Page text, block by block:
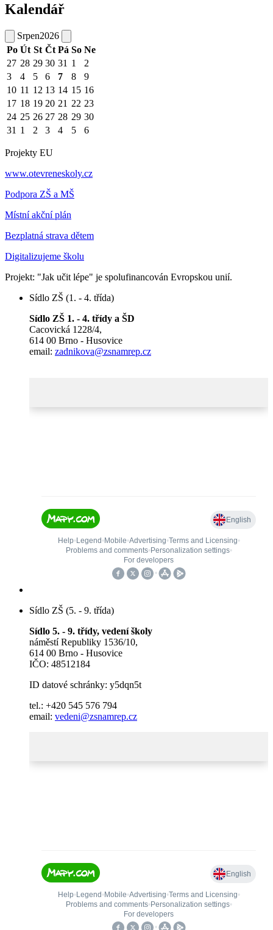
Kalendář
Srpen2026
Po Út St Čt Pá So Ne
27 28 29 30 31 1
2
3
4 5 6 7 8
9
10 11 12 13 14 15 16
17 18 19 20 21 22 23
24 25 26 27 28 29 30
31 1 2 3 4 5 6
Projekty EU
www.otevreneskoly.cz
Podpora ZŠ a MŠ
Místní akční plán
Bezplatná strava dětem
Digitalizujeme školu
Projekt: "Jak učit lépe" je spolufinancován Evropskou unií.
Sídlo ZŠ (1. - 4. třída)
Sídlo ZŠ 1. - 4. třídy a ŠD
Cacovická 1228/4,
614 00 Brno - Husovice
email: zadnikova@zsnamrep.cz
Sídlo ZŠ (5. - 9. třída)
Sídlo 5. - 9. třídy, vedení školy
náměstí Republiky 1536/10,
614 00 Brno - Husovice
IČO: 48512184
ID datové schránky: y5dqn5t
tel.: +420 545 576 794
email: vedeni@zsnamrep.cz